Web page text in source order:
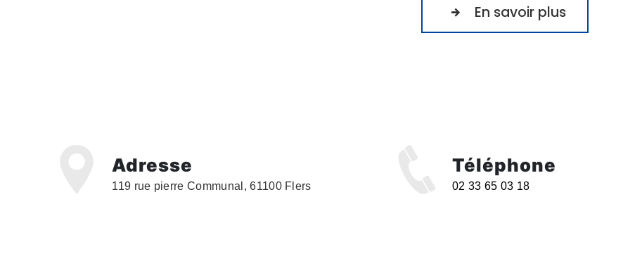
En savoir plus
Adresse
119 rue pierre Communal, 61100 Flers
Téléphone
02 33 65 03 18